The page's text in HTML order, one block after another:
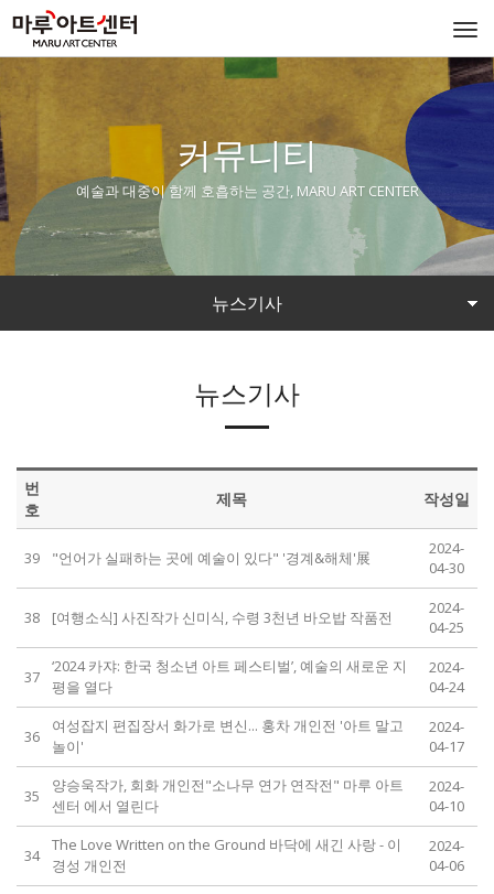
커뮤니티
예술과 대중이 함께 호흡하는 공간, MARU ART CENTER
뉴스기사
뉴스기사
번
호
제목 작성일
39 "언어가 실패하는 곳에 예술이 있다" '경계&해체'展
2024-
04-30
38 [여행소식] 사진작가 신미식, 수령 3천년 바오밥 작품전
2024-
04-25
37
‘2024 카쟈: 한국 청소년 아트 페스티벌’, 예술의 새로운 지
평을 열다
2024-
04-24
36
여성잡지 편집장서 화가로 변신... 홍차 개인전 '아트 말고
놀이'
2024-
04-17
35
양승욱작가, 회화 개인전"소나무 연가 연작전" 마루 아트
센터 에서 열린다
2024-
04-10
34
The Love Written on the Ground 바닥에 새긴 사랑 - 이
경성 개인전
2024-
04-06